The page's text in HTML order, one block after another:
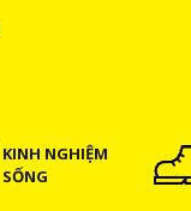
KINH NGHIỆM
SỐNG